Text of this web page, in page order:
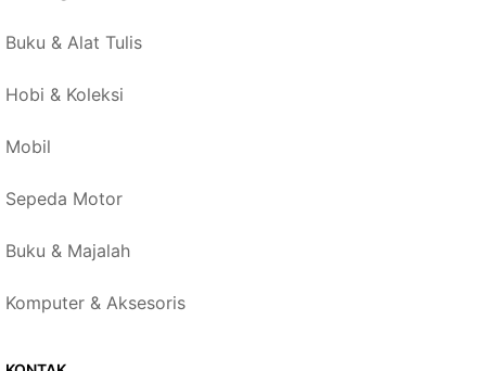
Buku & Alat Tulis
Hobi & Koleksi
Mobil
Sepeda Motor
Buku & Majalah
Komputer & Aksesoris